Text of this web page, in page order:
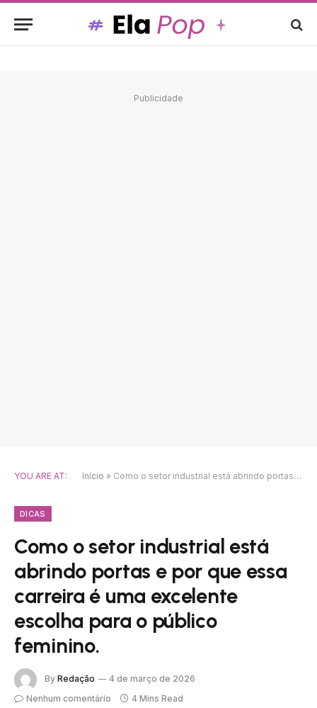
Publicidade
YOU ARE AT: Início » Como o setor industrial está abrindo portas e por que essa carreira é uma excelente escolha para o público feminino.
DICAS
Como o setor industrial está
abrindo portas e por que essa
carreira é uma excelente
escolha para o público
feminino.
By Redação
4 de março de 2026
Nenhum comentário
4 Mins Read